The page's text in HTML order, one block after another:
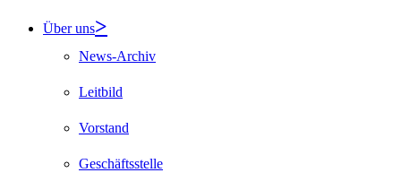
Über uns
News-Archiv
Leitbild
Vorstand
Geschäftsstelle